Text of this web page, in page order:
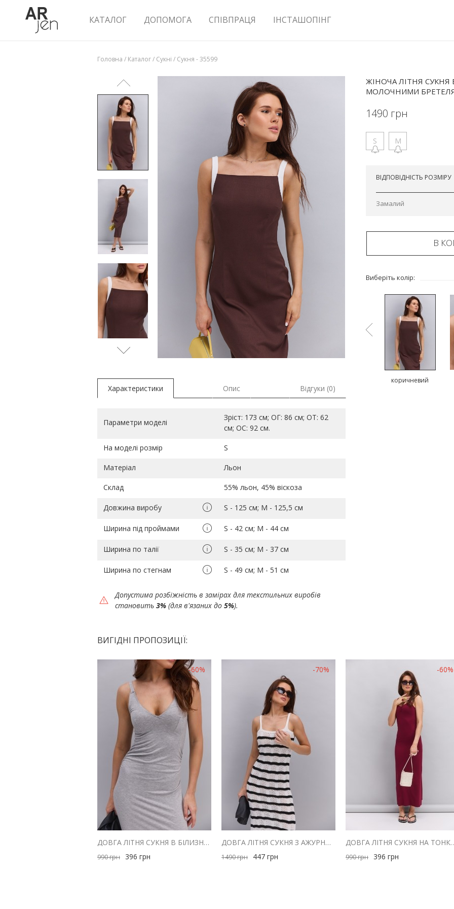
КАТАЛОГ ДОПОМОГА СПІВПРАЦЯ ІНСТАШОПІНГ
Головна / Каталог/ Сукні / Сукня - 35599
ЖІНОЧА ЛІТНЯ
МОЛОЧНИМИ
1490 грн
S M
ВІДПОВІДНІСТЬ РОЗМІРУ
Замалий
В
Виберіть колір:
коричневий
Характеристики Опис Відгуки (0)
Параметри моделі
Зріст: 173 см; ОГ: 86 см; ОТ: 62
см; ОС: 92 см.
На моделі розмір S
Матеріал Льон
Склад 55% льон, 45% віскоза
Довжина виробу S - 125 см; M - 125,5 см
Ширина під проймами S - 42 см; M - 44 см
Ширина по талії S - 35 см; M - 37 см
Ширина по стегнам S - 49 см; M - 51 см
Допустима розбіжність в замірах для текстильних виробів
становить 3% (для в'язаних до 5%).
ВИГІДНІ ПРОПОЗИЦІЇ:
-60%
ДОВГА ЛІТНЯ СУКНЯ В БІЛИЗНЯНОМУ СТИЛІ СІРА МЕЛАНЖ
990грн 396 грн
-70%
ДОВГА ЛІТНЯ СУКНЯ З АЖУРНОЇ В`ЯЗКИ СВІТЛО-МОЛОЧНА В ЧОРНУ СМУЖКУ
1490грн 447 грн
-60%
ДОВГА ЛІТНЯ СУКНЯ НА
990грн 396 грн